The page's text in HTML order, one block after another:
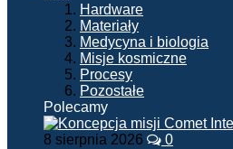
Hardware
Materiały
Medycyna i biologia
Misje kosmiczne
Procesy
Pozostałe
Polecamy
8 sierpnia 2026 0